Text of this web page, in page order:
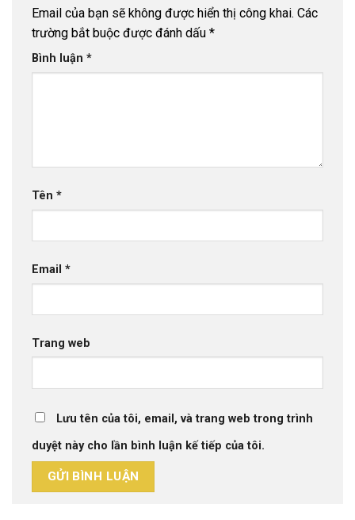
Email của bạn sẽ không được hiển thị công khai. Các
trường bắt buộc được đánh dấu *
Bình luận *
Tên *
Email *
Trang web
Lưu tên của tôi, email, và trang web trong trình
duyệt này cho lần bình luận kế tiếp của tôi.